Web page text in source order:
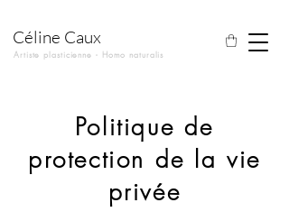
Céline Caux
Artiste plasticienne - Homo naturalis
Politique de
protection de la vie
privée